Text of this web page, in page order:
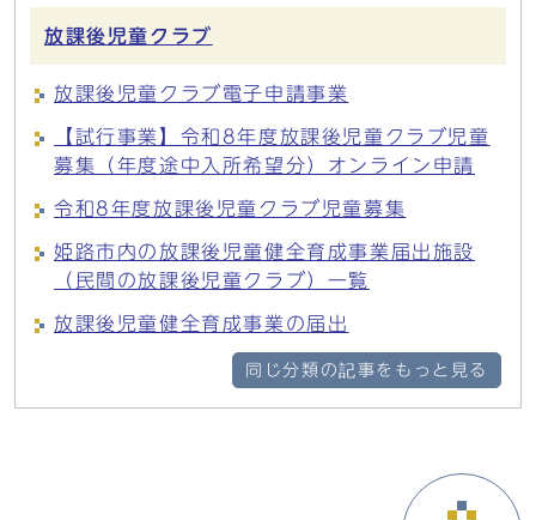
放課後児童クラブ
放課後児童クラブ電子申請事業
【試行事業】令和8年度放課後児童クラブ児童
募集（年度途中入所希望分）オンライン申請
令和8年度放課後児童クラブ児童募集
姫路市内の放課後児童健全育成事業届出施設
（民間の放課後児童クラブ）一覧
放課後児童健全育成事業の届出
同じ分類の記事をもっと見る